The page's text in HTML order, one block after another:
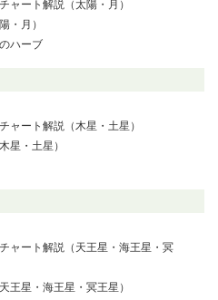
ャート解説（太陽・月）
・月）
ハーブ
ャート解説（木星・土星）
星・土星）
ャート解説 （天王星・海王星・冥
王星・海王星・冥王星）